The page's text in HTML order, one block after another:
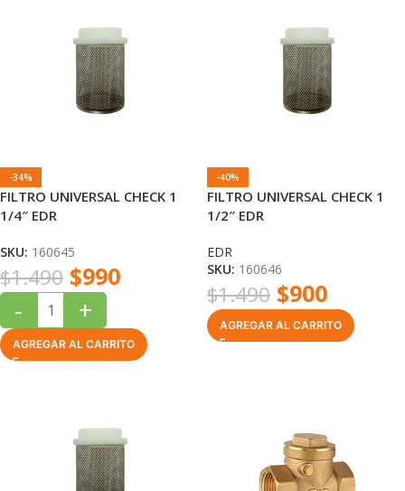
-34%
FILTRO UNIVERSAL CHECK 1
1/4″ EDR
SKU: 160645
$1.490 $990
- +
AGREGAR AL CARRITO
-40%
FILTRO UNIVERSAL CHECK 1
1/2″ EDR
EDR
SKU: 160646
$1.490 $900
AGREGAR AL CARRITO